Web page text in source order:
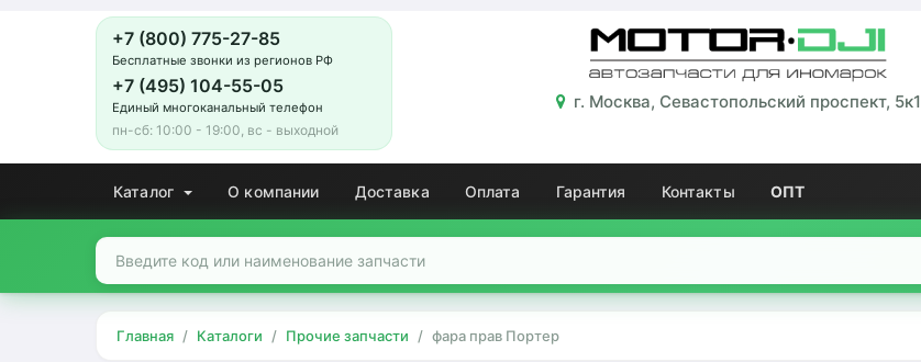
+7 (800) 775-27-85
Бесплатные звонки из регионов РФ
+7 (495) 104-55-05
Единый многоканальный телефон
пн-сб: 10:00 - 19:00, вс - выходной
г. Москва, Севастопольский проспект, 5к1
Каталог О компании Доставка Оплата Гарантия Контакты ОПТ
Главная Каталоги Прочие запчасти фара прав Портер